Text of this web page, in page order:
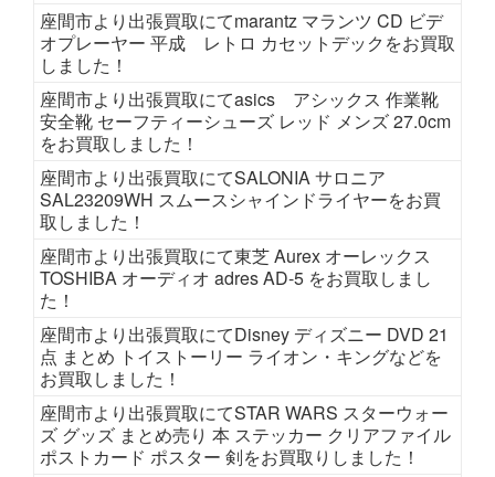
座間市より出張買取にてmarantz マランツ CD ビデ
オプレーヤー 平成 レトロ カセットデックをお買取
しました！
座間市より出張買取にてasics アシックス 作業靴
安全靴 セーフティーシューズ レッド メンズ 27.0cm
をお買取しました！
座間市より出張買取にてSALONIA サロニア
SAL23209WH スムースシャインドライヤーをお買
取しました！
座間市より出張買取にて東芝 Aurex オーレックス
TOSHIBA オーディオ adres AD-5 をお買取しまし
た！
座間市より出張買取にてDisney ディズニー DVD 21
点 まとめ トイストーリー ライオン・キングなどを
お買取しました！
座間市より出張買取にてSTAR WARS スターウォー
ズ グッズ まとめ売り 本 ステッカー クリアファイル
ポストカード ポスター 剣をお買取りしました！